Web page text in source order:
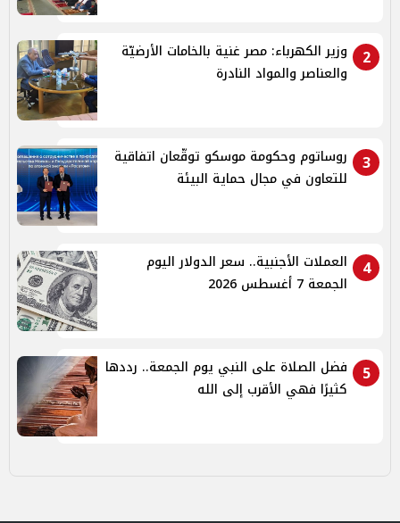
2
وزير الكهرباء: مصر غنية بالخامات الأرضيّة
والعناصر والمواد النادرة
3
روساتوم وحكومة موسكو توقّعان اتفاقية
للتعاون في مجال حماية البيئة
4
العملات الأجنبية.. سعر الدولار اليوم
الجمعة 7 أغسطس 2026
5
فضل الصلاة على النبي يوم الجمعة.. رددها
كثيرًا فهي الأقرب إلى الله